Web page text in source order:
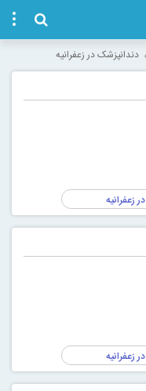
دندانپزشک در زعفرانیه
زعفرانیه
زعفرانیه